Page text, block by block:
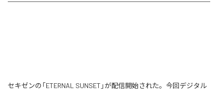
セキゼンの「ETERNAL SUNSET」が配信開始された。今回デジタル